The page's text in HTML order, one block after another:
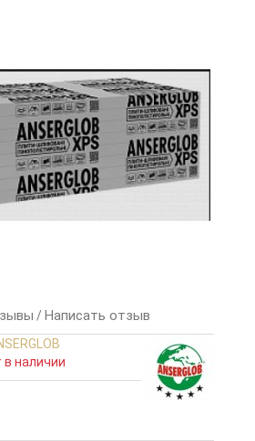
/Написать отзыв
в наличии